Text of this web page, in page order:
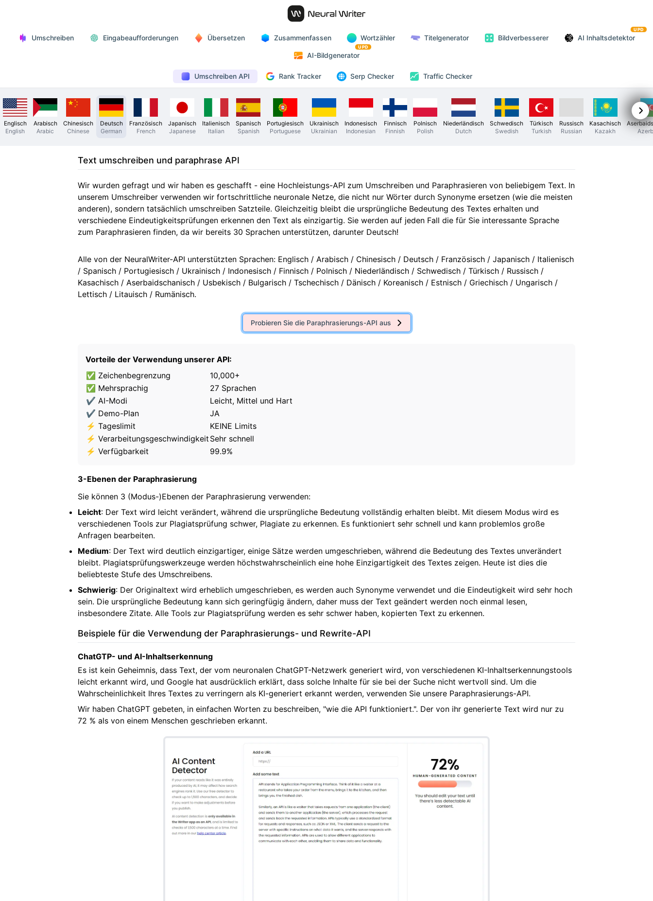
Umschreiben Eingabeaufforderungen Übersetzen Zusammenfassen Wortzähler Titelgenerator Bildverbesserer AI Inhaltsdetektor
UPD
AI-Bildgenerator
UPD
Umschreiben API Rank Tracker Serp Checker Traffic Checker
Englisch
English
Arabisch
Arabic
Chinesisch
Chinese
Deutsch
German
Französisch
French
Japanisch
Japanese
Italienisch
Italian
Spanisch
Spanish
Portugiesisch
Portuguese
Ukrainisch
Ukrainian
Indonesisch
Indonesian
Finnisch
Finnish
Polnisch
Polish
Niederländisch
Dutch
Schwedisch
Swedish
Türkisch
Turkish
Russisch
Russian
Kasachisch
Kazakh
Text umschreiben und paraphrase API
Wir wurden gefragt und wir haben es geschafft - eine Hochleistungs-API zum Umschreiben und Paraphrasieren von beliebigem Text. In
unserem Umschreiber verwenden wir fortschrittliche neuronale Netze, die nicht nur Wörter durch Synonyme ersetzen (wie die meisten
anderen), sondern tatsächlich umschreiben Satzteile. Gleichzeitig bleibt die ursprüngliche Bedeutung des Textes erhalten und
verschiedene Eindeutigkeitsprüfungen erkennen den Text als einzigartig. Sie werden auf jeden Fall die für Sie interessante Sprache
zum Paraphrasieren finden, da wir bereits 30 Sprachen unterstützen, darunter Deutsch!
Alle von der NeuralWriter-API unterstützten Sprachen: Englisch / Arabisch / Chinesisch / Deutsch / Französisch / Japanisch / Italienisch
/ Spanisch / Portugiesisch / Ukrainisch / Indonesisch / Finnisch / Polnisch / Niederländisch / Schwedisch / Türkisch / Russisch /
Kasachisch / Aserbaidschanisch / Usbekisch / Bulgarisch / Tschechisch / Dänisch / Koreanisch / Estnisch / Griechisch / Ungarisch /
Lettisch / Litauisch / Rumänisch.
Probieren Sie die Paraphrasierungs-API aus
Vorteile der Verwendung unserer API:
✅ Zeichenbegrenzung
10,000+
✅ Mehrsprachig
27 Sprachen
✔️ AI-Modi
Leicht, Mittel und Hart
✔️ Demo-Plan
JA
⚡ Tageslimit
KEINE Limits
⚡ Verarbeitungsgeschwindigkeit Sehr schnell
⚡ Verfügbarkeit 99.9%
3-Ebenen der Paraphrasierung
Sie können 3 (Modus-)Ebenen der Paraphrasierung verwenden:
Leicht: Der Text wird leicht verändert, während die ursprüngliche Bedeutung vollständig erhalten bleibt. Mit diesem Modus wird es
verschiedenen Tools zur Plagiatsprüfung schwer, Plagiate zu erkennen. Es funktioniert sehr schnell und kann problemlos große
Anfragen bearbeiten.
Medium: Der Text wird deutlich einzigartiger, einige Sätze werden umgeschrieben, während die Bedeutung des Textes unverändert
bleibt. Plagiatsprüfungswerkzeuge werden höchstwahrscheinlich eine hohe Einzigartigkeit des Textes zeigen. Heute ist dies die
beliebteste Stufe des Umschreibens.
Schwierig: Der Originaltext wird erheblich umgeschrieben, es werden auch Synonyme verwendet und die Eindeutigkeit wird sehr hoch
sein. Die ursprüngliche Bedeutung kann sich geringfügig ändern, daher muss der Text geändert werden noch einmal lesen,
insbesondere Zitate. Alle Tools zur Plagiatsprüfung werden es sehr schwer haben, kopierten Text zu erkennen.
Beispiele für die Verwendung der Paraphrasierungs- und Rewrite-API
ChatGTP- und AI-Inhaltserkennung
Es ist kein Geheimnis, dass Text, der vom neuronalen ChatGPT-Netzwerk generiert wird, von verschiedenen KI-Inhaltserkennungstools
leicht erkannt wird, und Google hat ausdrücklich erklärt, dass solche Inhalte für sie bei der Suche nicht wertvoll sind. Um die
Wahrscheinlichkeit Ihres Textes zu verringern als KI-generiert erkannt werden, verwenden Sie unsere Paraphrasierungs-API.
Wir haben ChatGPT gebeten, in einfachen Worten zu beschreiben, "wie die API funktioniert.". Der von ihr generierte Text wird nur zu
72 % als von einem Menschen geschrieben erkannt.